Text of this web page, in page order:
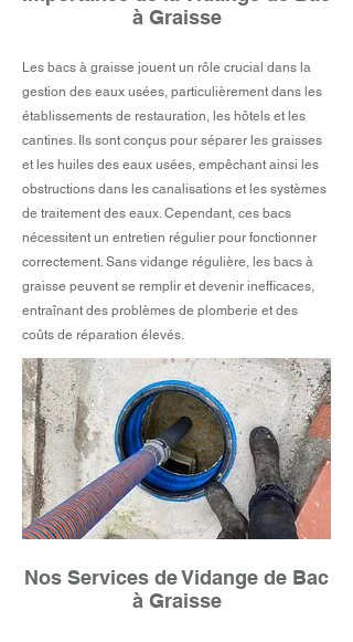
à Graisse
Les bacs à graisse jouent un rôle crucial dans la
gestion des eaux usées, particulièrement dans les
établissements de restauration, les hôtels et les
cantines. Ils sont conçus pour séparer les graisses
et les huiles des eaux usées, empêchant ainsi les
obstructions dans les canalisations et les systèmes
de traitement des eaux. Cependant, ces bacs
nécessitent un entretien régulier pour fonctionner
correctement. Sans vidange régulière, les bacs à
graisse peuvent se remplir et devenir inefficaces,
entraînant des problèmes de plomberie et des
coûts de réparation élevés.
Nos Services de Vidange de Bac
à Graisse